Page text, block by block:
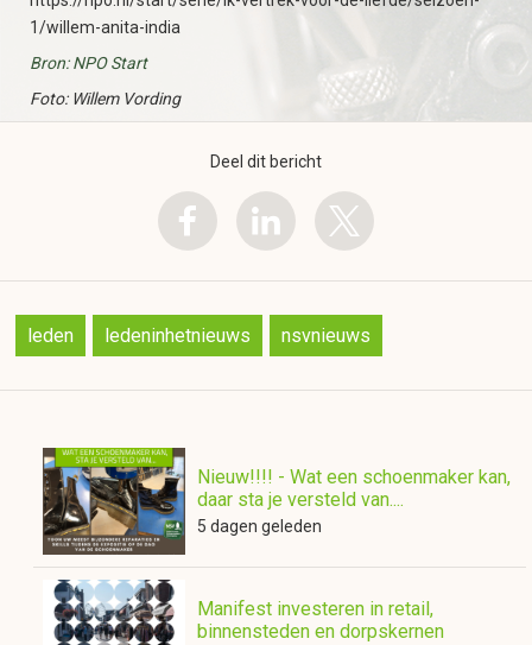
1/willem-anita-india
Bron: NPO Start
Foto: Willem Vording
Deel dit bericht
leden ledeninhetnieuws nsvnieuws
Nieuw!!!! - Wat een schoenmaker kan,
daar sta je versteld van....
5 dagen geleden
Manifest investeren in retail,
binnensteden en dorpskernen